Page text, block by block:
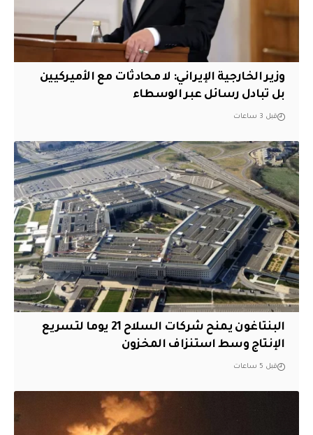
‏وزير الخارجية الإيراني: لا محادثات مع الأميركيين
بل تبادل رسائل عبر الوسطاء
قبل 3 ساعات
البنتاغون يمنح شركات السلاح 21 يوما لتسريع
الإنتاج وسط استنزاف المخزون
قبل 5 ساعات